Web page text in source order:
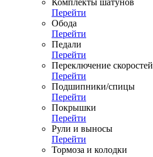
Комплекты шатунов
Перейти
Обода
Перейти
Педали
Перейти
Переключение скоростей
Перейти
Подшипники/спицы
Перейти
Покрышки
Перейти
Рули и выносы
Перейти
Тормоза и колодки